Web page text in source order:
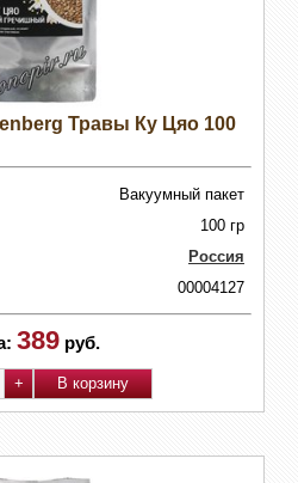
Травы Ку Цяо 100
Вакуумный пакет
100 гр
Россия
00004127
389 руб.